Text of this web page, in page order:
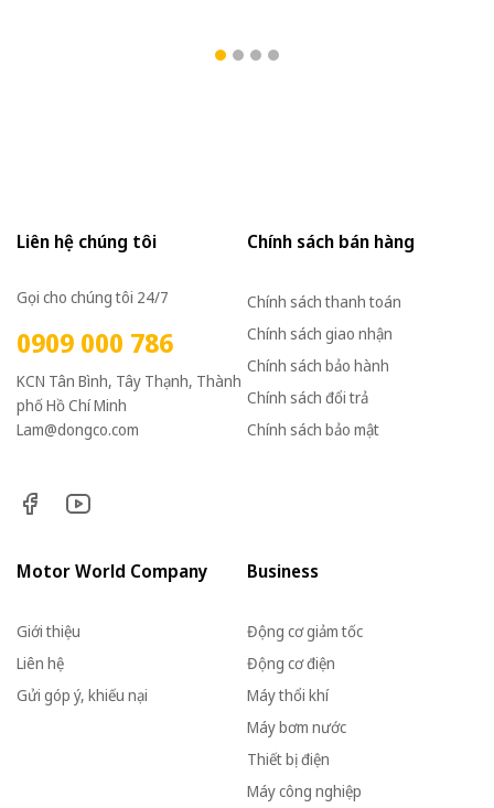
Liên hệ chúng tôi
Gọi cho chúng tôi 24/7
0909 000 786
KCN Tân Bình, Tây Thạnh, Thành
phố Hồ Chí Minh
Lam@dongco.com
Chính sách bán hàng
Chính sách thanh toán
Chính sách giao nhận
Chính sách bảo hành
Chính sách đổi trả
Chính sách bảo mật
Motor World Company
Giới thiệu
Liên hệ
Gửi góp ý, khiếu nại
Business
Động cơ giảm tốc
Động cơ điện
Máy thổi khí
Máy bơm nước
Thiết bị điện
Máy công nghiệp